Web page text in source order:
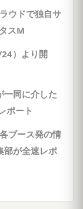
ウドで独自サ
スM
）より開
一同に介した
ポート
ブース発の情
部が全速レポ